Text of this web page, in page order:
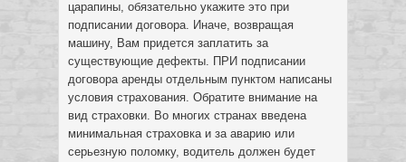
царапины, обязательно укажите это при
подписании договора. Иначе, возвращая
машину, Вам придется заплатить за
существующие дефекты. ПРИ подписании
договора аренды отдельным пунктом написаны
условия страхования. Обратите внимание на
вид страховки. Во многих странах введена
минимальная страховка и за аварию или
серьезную поломку, водитель должен будет